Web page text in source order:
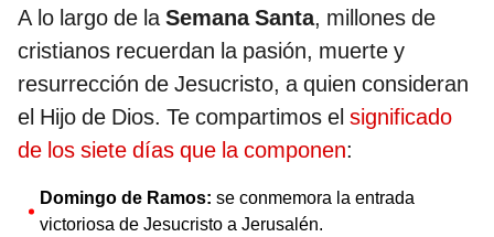
A lo largo de laSemana Santa, millones de
cristianos recuerdan la pasión, muerte y
resurrección de Jesucristo, a quien consideran
el Hijo de Dios. Te compartimos el significado
de los siete días que la componen:
Domingo de Ramos: se conmemora la entrada
victoriosa de Jesucristo a Jerusalén.